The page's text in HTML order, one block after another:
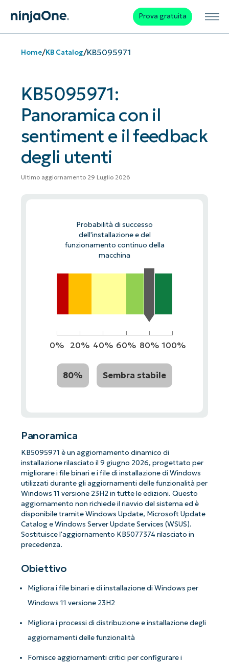
Prova gratuita
Home/KB Catalog/KB5095971
KB5095971:
Panoramica con il
sentiment e il feedback
degli utenti
Ultimo aggiornamento 29 Luglio 2026
Probabilità di successo
dell'installazione e del
funzionamento continuo della
macchina
0% 20% 40% 60% 80% 100%
80% Sembra stabile
Panoramica
KB5095971 è un aggiornamento dinamico di
installazione rilasciato il 9 giugno 2026, progettato per
migliorare i file binari e i file di installazione di Windows
utilizzati durante gli aggiornamenti delle funzionalità per
Windows 11 versione 23H2 in tutte le edizioni. Questo
aggiornamento non richiede il riavvio del sistema ed è
disponibile tramite Windows Update, Microsoft Update
Catalog e Windows Server Update Services (WSUS).
Sostituisce l'aggiornamento KB5077374 rilasciato in
precedenza.
Obiettivo
Migliora i file binari e di installazione di Windows per
Windows 11 versione 23H2
Migliora i processi di distribuzione e installazione degli
aggiornamenti delle funzionalità
Fornisce aggiornamenti critici per configurare i